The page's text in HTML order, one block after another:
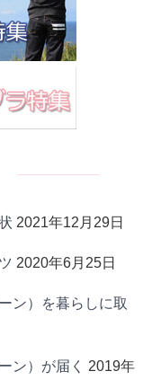
2021年12月29日
2020年6月25日
ン）を暮らしに取
ン）が届く
2019年